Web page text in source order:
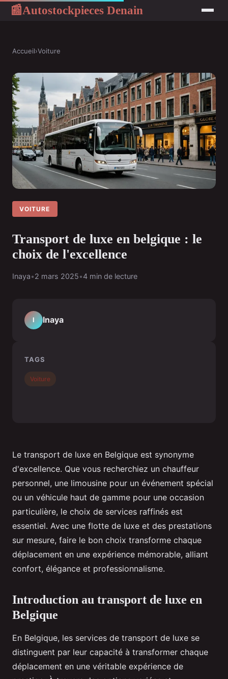
📰Autostockpieces Denain
Accueil›Voiture
VOITURE
Transport de luxe en belgique : le
choix de l'excellence
Inaya•2 mars 2025•4 min de lecture
Le transport de luxe en Belgique est synonyme
d'excellence. Que vous recherchiez un chauffeur
personnel, une limousine pour un événement spécial
ou un véhicule haut de gamme pour une occasion
particulière, le choix de services raffinés est
essentiel. Avec une flotte de luxe et des prestations
sur mesure, faire le bon choix transforme chaque
déplacement en une expérience mémorable, alliant
confort, élégance et professionnalisme.
Introduction au transport de luxe en
Belgique
En Belgique, les services de transport de luxe se
distinguent par leur capacité à transformer chaque
déplacement en une véritable expérience de
I Inaya
TAGS
Voiture